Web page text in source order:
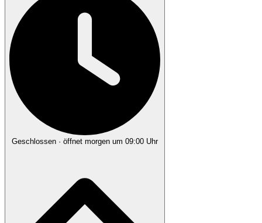
Geschlossen · öffnet morgen um 09:00 Uhr